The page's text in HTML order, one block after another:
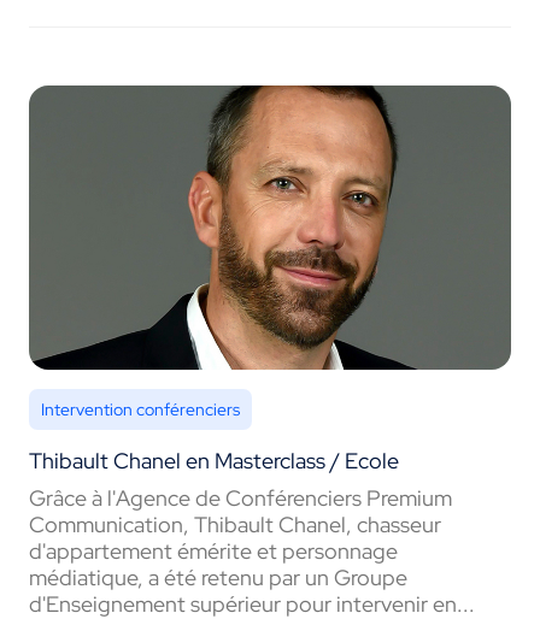
Intervention conférenciers
Thibault Chanel en Masterclass / Ecole
Grâce à l'Agence de Conférenciers Premium
Communication, Thibault Chanel, chasseur
d'appartement émérite et personnage
médiatique, a été retenu par un Groupe
d'Enseignement supérieur pour intervenir en...